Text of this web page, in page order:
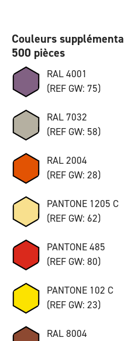
Couleurs
500 pièces
RAL 4001
(REF GW: 75)
RAL 7032
(REF GW: 58)
RAL 2004
(REF GW: 28)
PANTONE 1205 C
(REF GW: 62)
PANTONE 485
(REF GW: 80)
PANTONE 102 C
(REF GW: 23)
RAL 8004